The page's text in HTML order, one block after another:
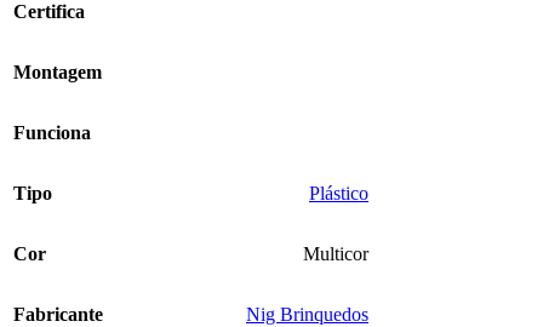
Certifica
Montagem
Funciona
Tipo ‎Plástico
Cor ‎Multicor
Fabricante ‎Nig Brinquedos